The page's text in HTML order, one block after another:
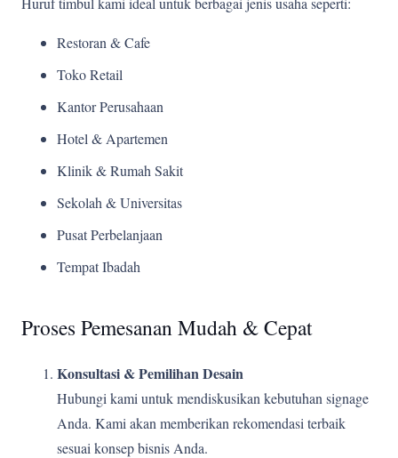
Restoran & Cafe
Toko Retail
Kantor Perusahaan
Hotel & Apartemen
Klinik & Rumah Sakit
Sekolah & Universitas
Pusat Perbelanjaan
Tempat Ibadah
Proses Pemesanan Mudah & Cepat
Konsultasi & Pemilihan Desain
Hubungi kami untuk mendiskusikan kebutuhan signage
Anda. Kami akan memberikan rekomendasi terbaik
sesuai konsep bisnis Anda.